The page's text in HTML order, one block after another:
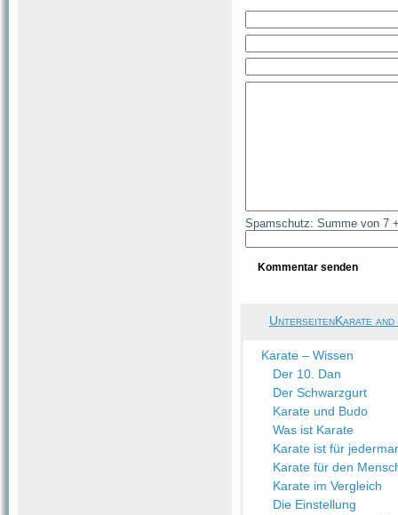
Spamschutz: Summe von 7
UnterseitenKarate and
Karate – Wissen
Der 10. Dan
Der Schwarzgurt
Karate und Budo
Was ist Karate
Karate ist für
Karate für den
Karate im Vergleich
Die Einstellung